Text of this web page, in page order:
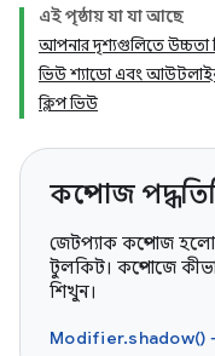
এই পৃষ্ঠায় যা যা আছে
আপনার দৃশ্যগুলিতে উচ্চতা
ভিউ শ্যাডো এবং
ক্লিপ ভিউ
কম্পোজ
জেটপ্যাক কম্পোজ হলো
টুলকিট। কম্পোজে
শিখুন।
Modifier.shadow()